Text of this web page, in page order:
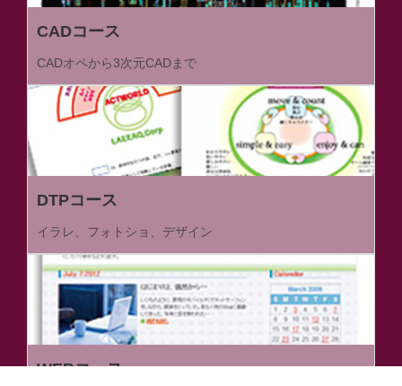
CADコース
CADオペから3次元CADまで
DTPコース
イラレ、フォトショ、デザイン
WEBコース